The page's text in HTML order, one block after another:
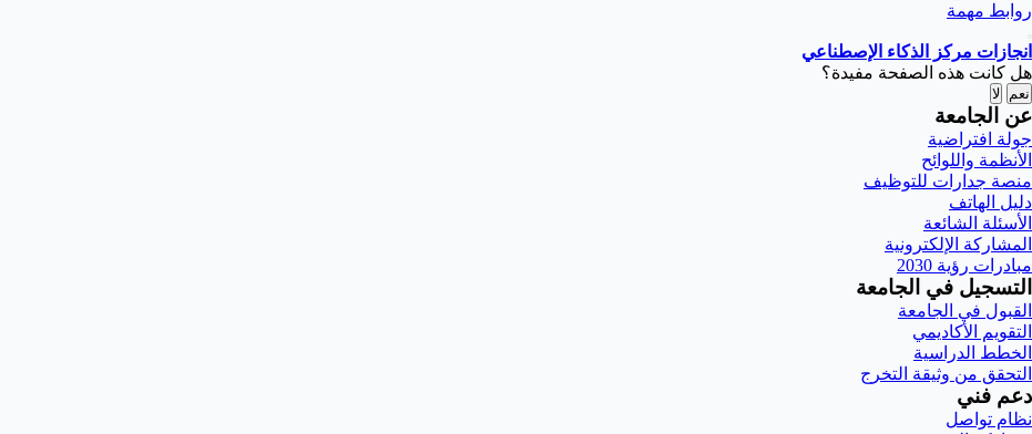
روابط مهمة
انجازات مركز الذكاء الإصطناعي
هل كانت هذه الصفحة مفيدة؟
نعم لا
عن الجامعة
جولة افتراضية
الأنظمة واللوائح
منصة جدارات للتوظيف
دليل الهاتف
الأسئلة الشائعة
المشاركة الإلكترونية
مبادرات رؤية 2030
التسجيل في الجامعة
القبول في الجامعة
التقويم الأكاديمي
الخطط الدراسية
التحقق من وثيقة التخرج
دعم فني
نظام تواصل